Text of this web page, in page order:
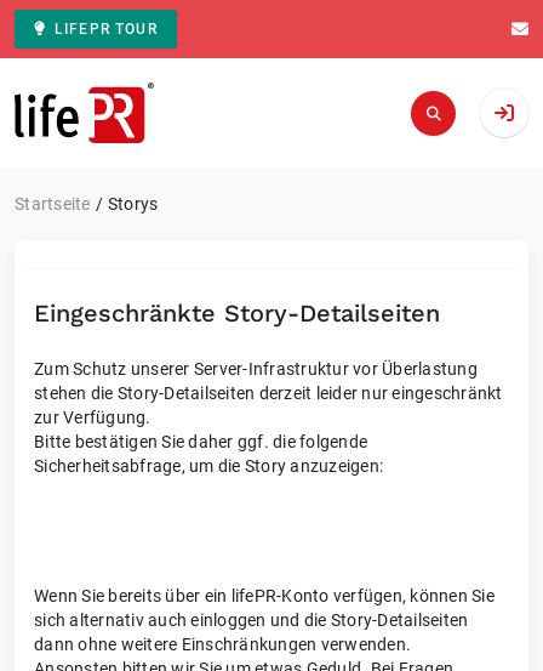
LIFEPR TOUR
Zur Startseite
Startseite Storys
Eingeschränkte Story-Detailseiten
Zum Schutz unserer Server-Infrastruktur vor Überlastung
stehen die Story-Detailseiten derzeit leider nur eingeschränkt
zur Verfügung.
Bitte bestätigen Sie daher ggf. die folgende
Sicherheitsabfrage, um die Story anzuzeigen:
Wenn Sie bereits über ein lifePR-Konto verfügen, können Sie
sich alternativ auch einloggen und die Story-Detailseiten
dann ohne weitere Einschränkungen verwenden.